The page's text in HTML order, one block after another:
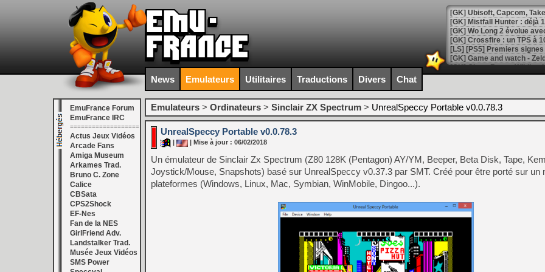
[GK] Mistfall Hunter : déjà
[GK] Wo Long 2 évolue
[GK] Crossfire : un TPS à
[LS] [PS5] Premiers
[Mo5] DOOM arrive en
[GK] Bethesda fête les 30
[GK] Roblox : l'action en
[GK] Agenda - GeForce
[GK] Devolver Digital en a
[LS] [PS5] ps5-y2jb-
[GK] Pourquoi Marvel
[GK] Test : Restory : Chill
[GK] GTA 6 : Rockstar
[GK] Hot Wheels Infinite
[GK] Mémoire cash -
[GK] Résultats Nintendo :
News Emulateurs Utilitaires Traductions Divers Chat
EmuFrance Forum
EmuFrance IRC
===================
Actus Jeux Vidéos
Arcade Fans
Amiga Museum
Arkames Trad.
Bruno C. Zone
Calice
CBSata
CPS2Shock
EF-Nes
Fan de la NES
GirlFriend Adv.
Landstalker Trad.
Musée Jeux Vidéos
SMS Power
Emulateurs > Ordinateurs > Sinclair ZX Spectrum > UnrealSpeccy Portable v0.0.78.3
UnrealSpeccy Portable v0.0.78.3
| Mise à jour : 06/02/2018
Un émulateur de Sinclair Zx Spectrum (Z80 128K (Pentagon) AY/YM, Beeper, Beta Disk, Tape,
Joystick/Mouse, Snapshots) basé sur UnrealSpeccy v0.37.3 par SMT. Créé pour être porté sur un
plateformes (Windows, Linux, Mac, Symbian, WinMobile, Dingoo...).